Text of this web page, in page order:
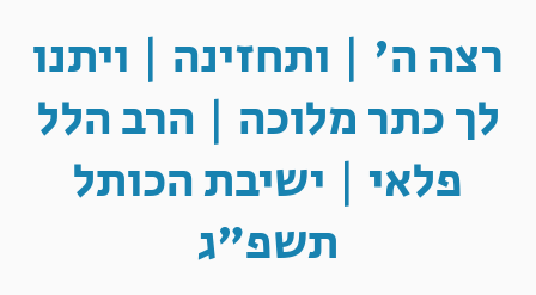
רצה ה' | ותחזינה | ויתנו
לך כתר מלוכה | הרב הלל
פלאי | ישיבת הכותל
תשפ"ג